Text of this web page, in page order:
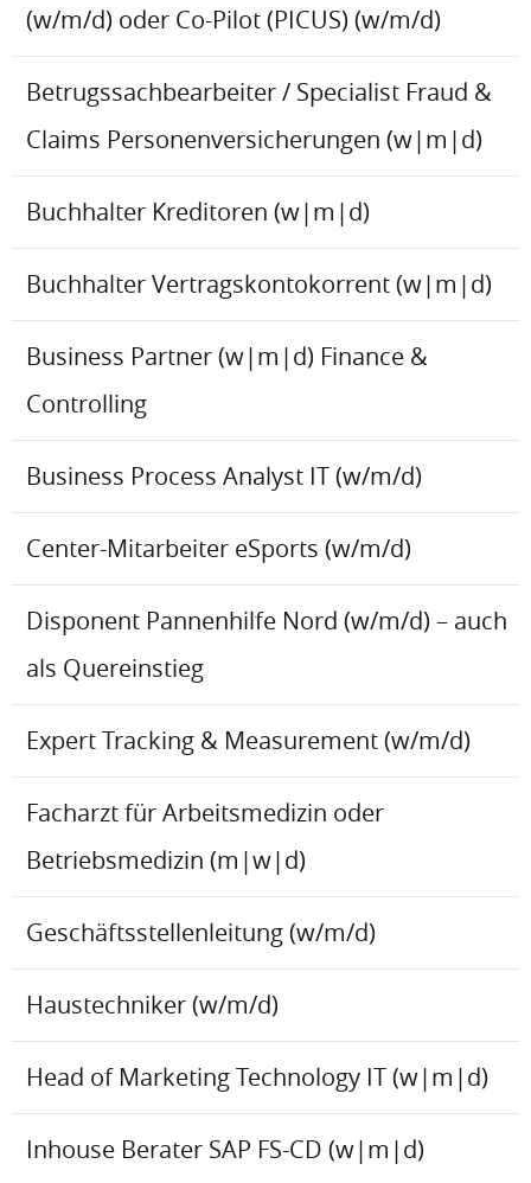
(w/m/d) oder Co-Pilot (PICUS) (w/m/d)
Betrugssachbearbeiter / Specialist Fraud &
Claims Personenversicherungen (w|m|d)
Buchhalter Kreditoren (w|m|d)
Buchhalter Vertragskontokorrent (w|m|d)
Business Partner (w|m|d) Finance &
Controlling
Business Process Analyst IT (w/m/d)
Center-Mitarbeiter eSports (w/m/d)
Disponent Pannenhilfe Nord (w/m/d) – auch
als Quereinstieg
Expert Tracking & Measurement (w/m/d)
Facharzt für Arbeitsmedizin oder
Betriebsmedizin (m|w|d)
Geschäftsstellenleitung (w/m/d)
Haustechniker (w/m/d)
Head of Marketing Technology IT (w|m|d)
Inhouse Berater SAP FS-CD (w|m|d)